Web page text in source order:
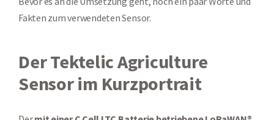
Fakten zum verwendeten Sensor.
Der Tektelic Agriculture
Sensor im Kurzportrait